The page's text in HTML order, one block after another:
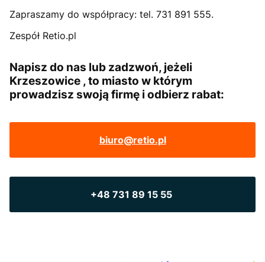
Zapraszamy do współpracy: tel. 731 891 555.
Zespół Retio.pl
Napisz do nas lub zadzwoń, jeżeli
Krzeszowice , to miasto w którym
prowadzisz swoją firmę i odbierz rabat:
biuro@retio.pl
+48 731 89 15 55